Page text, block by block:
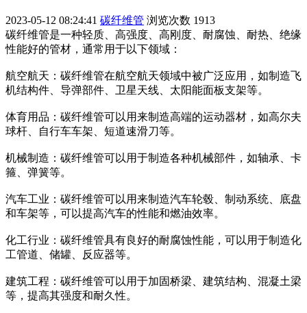
2023-05-12 08:24:41 碳纤维管 浏览次数 1913
碳纤维管是一种轻质、高强度、高刚度、耐腐蚀、耐热、绝缘
性能好的管材，通常用于以下领域：
航空航天：碳纤维管在航空航天领域中被广泛应用，如制造飞
机结构件、导弹部件、卫星天线、太阳能面板支架等。
体育用品：碳纤维管可以用来制造高端的运动器材，如高尔夫
球杆、自行车车架、短道速滑刀等。
机械制造：碳纤维管可以用于制造各种机械部件，如轴承、卡
箍、弹簧等。
汽车工业：碳纤维管可以用来制造汽车轮毂、制动系统、底盘
和车架等，可以提高汽车的性能和燃油效率。
化工行业：碳纤维管具有良好的耐腐蚀性能，可以用于制造化
工管道、储罐、反应器等。
建筑工程：碳纤维管可以用于加固桥梁、建筑结构、混凝土梁
等，提高其强度和耐久性。